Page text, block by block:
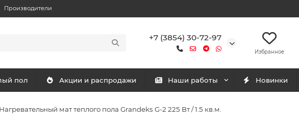
Производители
+7 (3854) 30-72-97
Избранное
пол Акции и распродажи Наши работы Новинки
Нагревательный мат теплого пола Grandeks G-2 225 Вт / 1.5 кв.м.